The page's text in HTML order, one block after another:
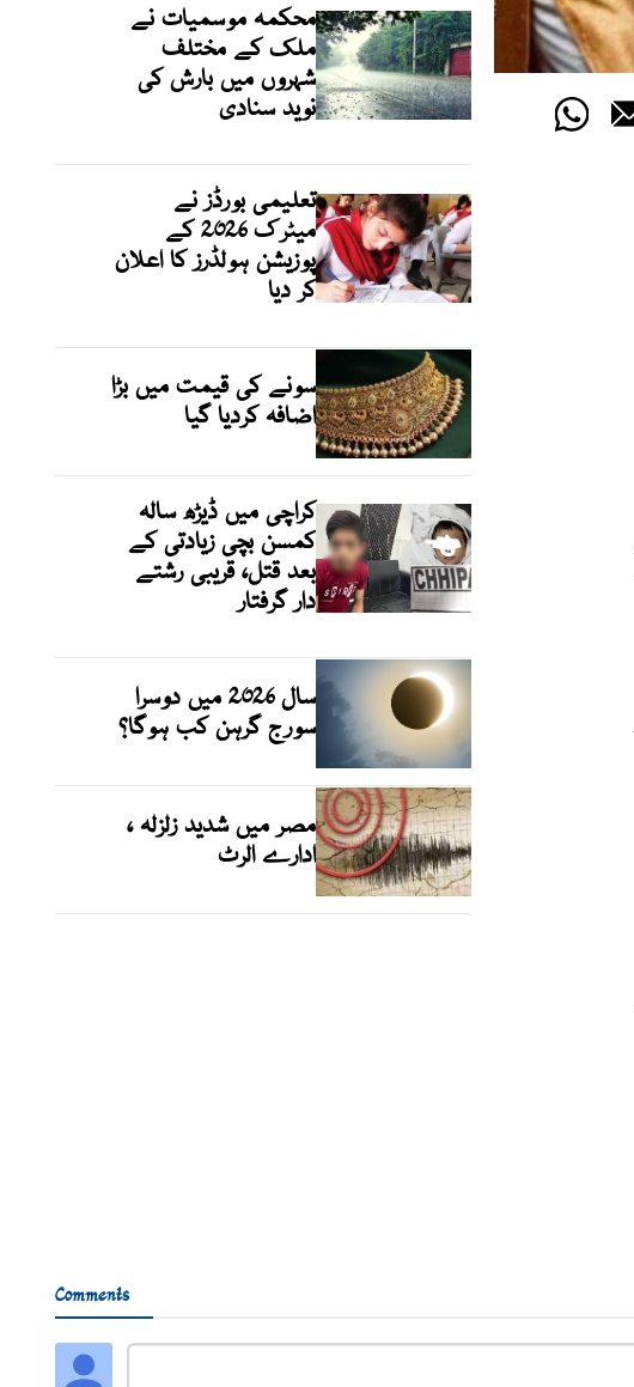
محکمہ موسمیات نے
ملک کے مختلف
شہروں میں بارش کی
نوید سنادی
تعلیمی بورڈز نے
میٹرک 2026 کے
پوزیشن ہولڈرز کا اعلان
کر دیا
سونے کی قیمت میں بڑا
اضافہ کردیا گیا
کراچی میں ڈیڑھ سالہ
کمسن بچی زیادتی کے
بعد قتل، قریبی رشتے
دار گرفتار
سال 2026 میں دوسرا
سورج گرہن کب ہوگا؟
مصر میں شدید زلزلہ ،
ادارے الرٹ
Comments